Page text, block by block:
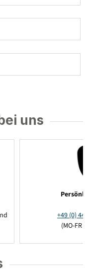
uns
+49 (0)
(MO-